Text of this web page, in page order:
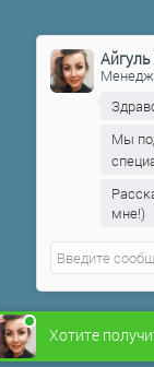
Хотите
Мы
мне!)